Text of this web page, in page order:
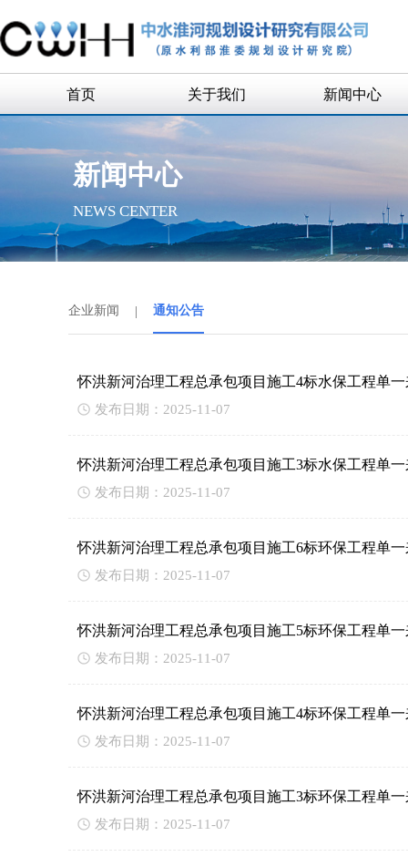
首页 关于我们
公司简介
公司领导
历史沿革
新闻中心
通知公告
新闻中心
NEWS CENTER
企业新闻 | 通知公告
怀洪新河治理工程总承包项目施工4标水保工程单
发布日期：2025-11-07
怀洪新河治理工程总承包项目施工3标水保工程单
发布日期：2025-11-07
怀洪新河治理工程总承包项目施工6标环保工程单
发布日期：2025-11-07
怀洪新河治理工程总承包项目施工5标环保工程单
发布日期：2025-11-07
怀洪新河治理工程总承包项目施工4标环保工程单
发布日期：2025-11-07
怀洪新河治理工程总承包项目施工3标环保工程单
发布日期：2025-11-07